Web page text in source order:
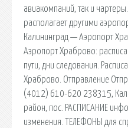
авиакомпаний, так и
располагает другими
Калининград — Аэропорт
Аэропорт Храброво:
пути, дни следования.
Храброво. Отправление
(4012) 610-620 238315,
район, пос. РАСПИСАНИЕ
изменения. ТЕЛЕФОНЫ для